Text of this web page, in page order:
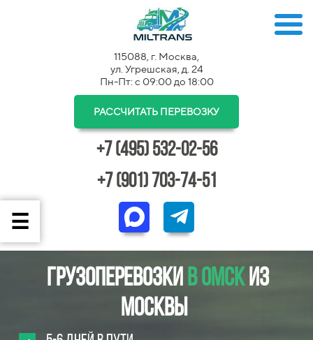
115088, г. Москва,
ул. Угрешская, д. 24
Пн-Пт: с 09:00 до 18:00
РАССЧИТАТЬ ПЕРЕВОЗКУ
+7 (495) 532-02-56
+7 (901) 703-74-51
Грузоперевозкив Омскиз
Москвы